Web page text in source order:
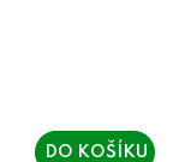
DO KOŠÍKU